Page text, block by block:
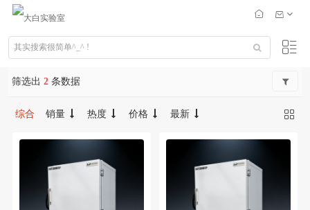
筛选出 2 条数据
综合 销量 热度 价格 最新